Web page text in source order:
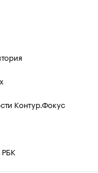
Контур.Фокус
РБК